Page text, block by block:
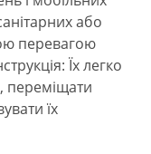
або
перевагою
Їх легко
переміщати
їх